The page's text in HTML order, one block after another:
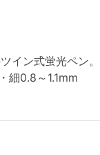
イン式蛍光ペン。
細0.8～1.1mm